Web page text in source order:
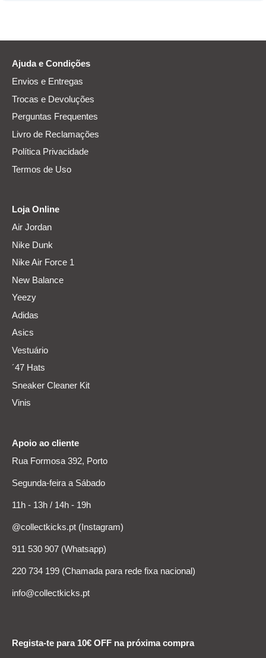
Ajuda e Condições
Envios e Entregas
Trocas e Devoluções
Perguntas Frequentes
Livro de Reclamações
Política Privacidade
Termos de Uso
Loja Online
Air Jordan
Nike Dunk
Nike Air Force 1
New Balance
Yeezy
Adidas
Asics
Vestuário
´47 Hats
Sneaker Cleaner Kit
Vinis
Apoio ao cliente
Rua Formosa 392, Porto
Segunda-feira a Sábado
11h - 13h / 14h - 19h
@collectkicks.pt (Instagram)
911 530 907 (Whatsapp)
220 734 199 (Chamada para rede fixa nacional)
info@collectkicks.pt
Regista-te para 10€ OFF na próxima compra